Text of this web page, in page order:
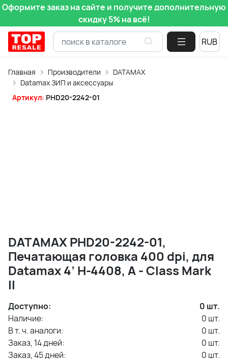
Оформите заказ на сайте и получите дополнительную
скидку 5% на всё!
Главная Производители
DATAMAX
Datamax ЗИП и аксессуары
Артикул: PHD20-2242-01
DATAMAX PHD20-2242-01,
Печатающая головка 400 dpi, для
Datamax 4’ H-4408, A - Class Mark
II
Доступно: 0 шт.
Наличие:
0 шт.
В т. ч. аналоги:
0 шт.
Заказ, 14 дней:
0 шт.
Заказ, 45 дней:
0 шт.